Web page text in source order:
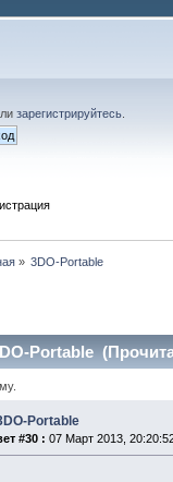
зарегистрируйтесь.
» 3DO-Portable
Portable
Portable
#30 : 07 Март 2013,